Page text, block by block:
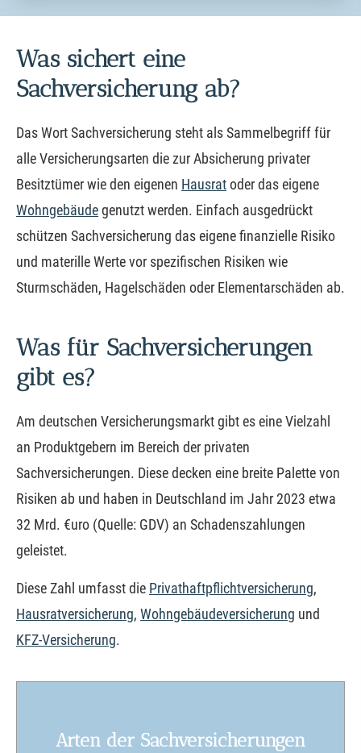
Was sichert eine
Sachversicherung ab?
Das Wort Sachversicherung steht als Sammelbegriff für
alle Versicherungsarten die zur Absicherung privater
Besitztümer wie den eigenen Hausratoder das eigene
Wohngebäudegenutzt werden. Einfach ausgedrückt
schützen Sachversicherung das eigene finanzielle Risiko
und materille Werte vor spezifischen Risiken wie
Sturmschäden, Hagelschäden oder Elementarschäden ab.
Was für Sachversicherungen
gibt es?
Am deutschen Versicherungsmarkt gibt es eine Vielzahl
an Produktgebern im Bereich der privaten
Sachversicherungen. Diese decken eine breite Palette von
Risiken ab und haben in Deutschland im Jahr 2023 etwa
32 Mrd. €uro (Quelle: GDV) an Schadenszahlungen
geleistet.
Diese Zahl umfasst die Privathaftpflichtversicherung,
Haus­rat­ver­si­che­rung, Wohngebäudeversicherung und
KFZ-Versicherung.
Arten der Sachversicherungen